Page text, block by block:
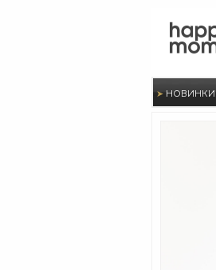
➤НОВИНКИ